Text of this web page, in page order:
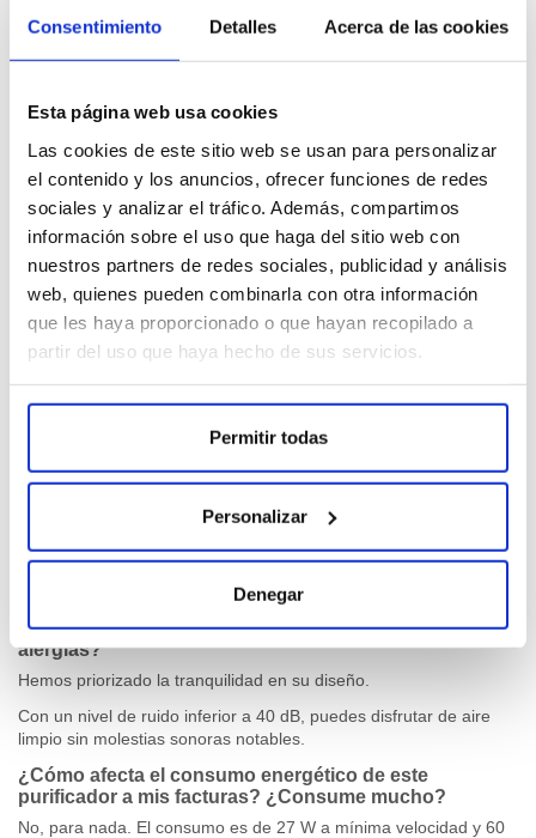
Consentimiento Detalles Acerca de las cookies
Esta página web usa cookies
Las cookies de este sitio web se usan para personalizar
el contenido y los anuncios, ofrecer funciones de redes
sociales y analizar el tráfico. Además, compartimos
información sobre el uso que haga del sitio web con
nuestros partners de redes sociales, publicidad y análisis
web, quienes pueden combinarla con otra información
que les haya proporcionado o que hayan recopilado a
partir del uso que haya hecho de sus servicios.
Permitir todas
Personalizar
Denegar
que puede capturar con eficacia el 99,9% de partículas aún más
filtración más completa y eficaz de los alérgenos presentes en el
¿Es seguro para mi familia?
Totalmente seguro con certificación y 6 tecnologías probadas
para el bienestar de tu familia.
¿Cómo funciona el ozono?
El ozono elimina olores y purifica el aire, proporcionando una
frescura duradera. Puedes activar y desactivar la función en
cualquier momento.
Perfecto para personas alérgicas, con problemas respiratorios o
continuado?
Sí, nuestro purificador ha sido diseñado pensando en tu
La emisión de ozono está controlada para ser eficaz sin
¿Cuál es el nivel de ruido del purificador de aire para
alergias?
Hemos priorizado la tranquilidad en su diseño.
Con un nivel de ruido inferior a 40 dB, puedes disfrutar de aire
limpio sin molestias sonoras notables.
¿Cómo afecta el consumo energético de este
purificador a mis facturas? ¿Consume mucho?
No, para nada. El consumo es de 27 W a mínima velocidad y 60